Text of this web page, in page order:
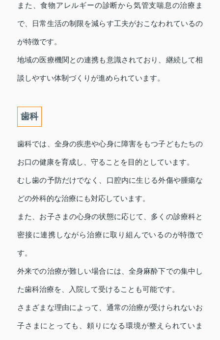
また、食物アレルギーの診断から気管支喘息の治療ま
で、日常生活の制限を減らす工夫がおこなわれているの
が特徴です。
地域の医療機関との連携も意識されており、継続して相
談しやすい体制づくりが進められています。
歯科
歯科では、全身の疾患や心身に障害をもつ子どもたちの
お口の健康を育成し、守ることを目的としています。
むし歯の予防だけでなく、口腔内に生じる外傷や腫瘍な
どの外科的な治療にも対応しています。
また、お子さまの心身の状態に応じて、多くの診療科と
密接に連携しながら治療に取り組んでいるのが特徴で
す。
外来での治療が難しい場合には、全身麻酔下での集中し
た歯科治療を、入院して受けることも可能です。
さまざまな理由によって、通常の治療が受けられないお
子さまにとっても、頼りになる環境が整えられていま